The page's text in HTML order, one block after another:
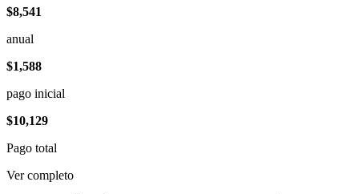
$8,541
anual
$1,588
pago inicial
$10,129
Pago total
Ver completo